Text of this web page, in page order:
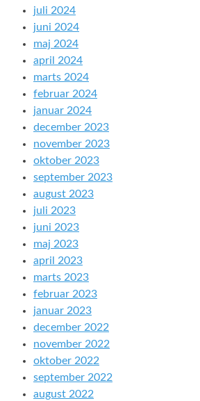
juli 2024
juni 2024
maj 2024
april 2024
marts 2024
februar 2024
januar 2024
december 2023
november 2023
oktober 2023
september 2023
august 2023
juli 2023
juni 2023
maj 2023
april 2023
marts 2023
februar 2023
januar 2023
december 2022
november 2022
oktober 2022
september 2022
august 2022